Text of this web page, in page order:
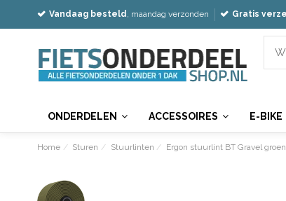
Vandaag besteld, maandag verzonden Gratis
ONDERDELEN ACCESSOIRES E-BIKE
Home Sturen Stuurlinten Ergon stuurlint BT Gravel groen